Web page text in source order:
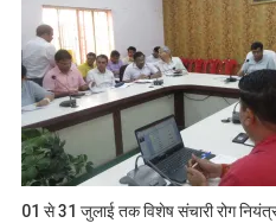
01 से 31 जुलाई तक विशेष संचारी रोग